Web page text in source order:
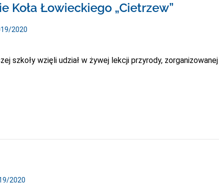
Koła Łowieckiego „Cietrzew”
2020
szkoły wzięli udział w żywej lekcji przyrody, zorganizowanej
2020